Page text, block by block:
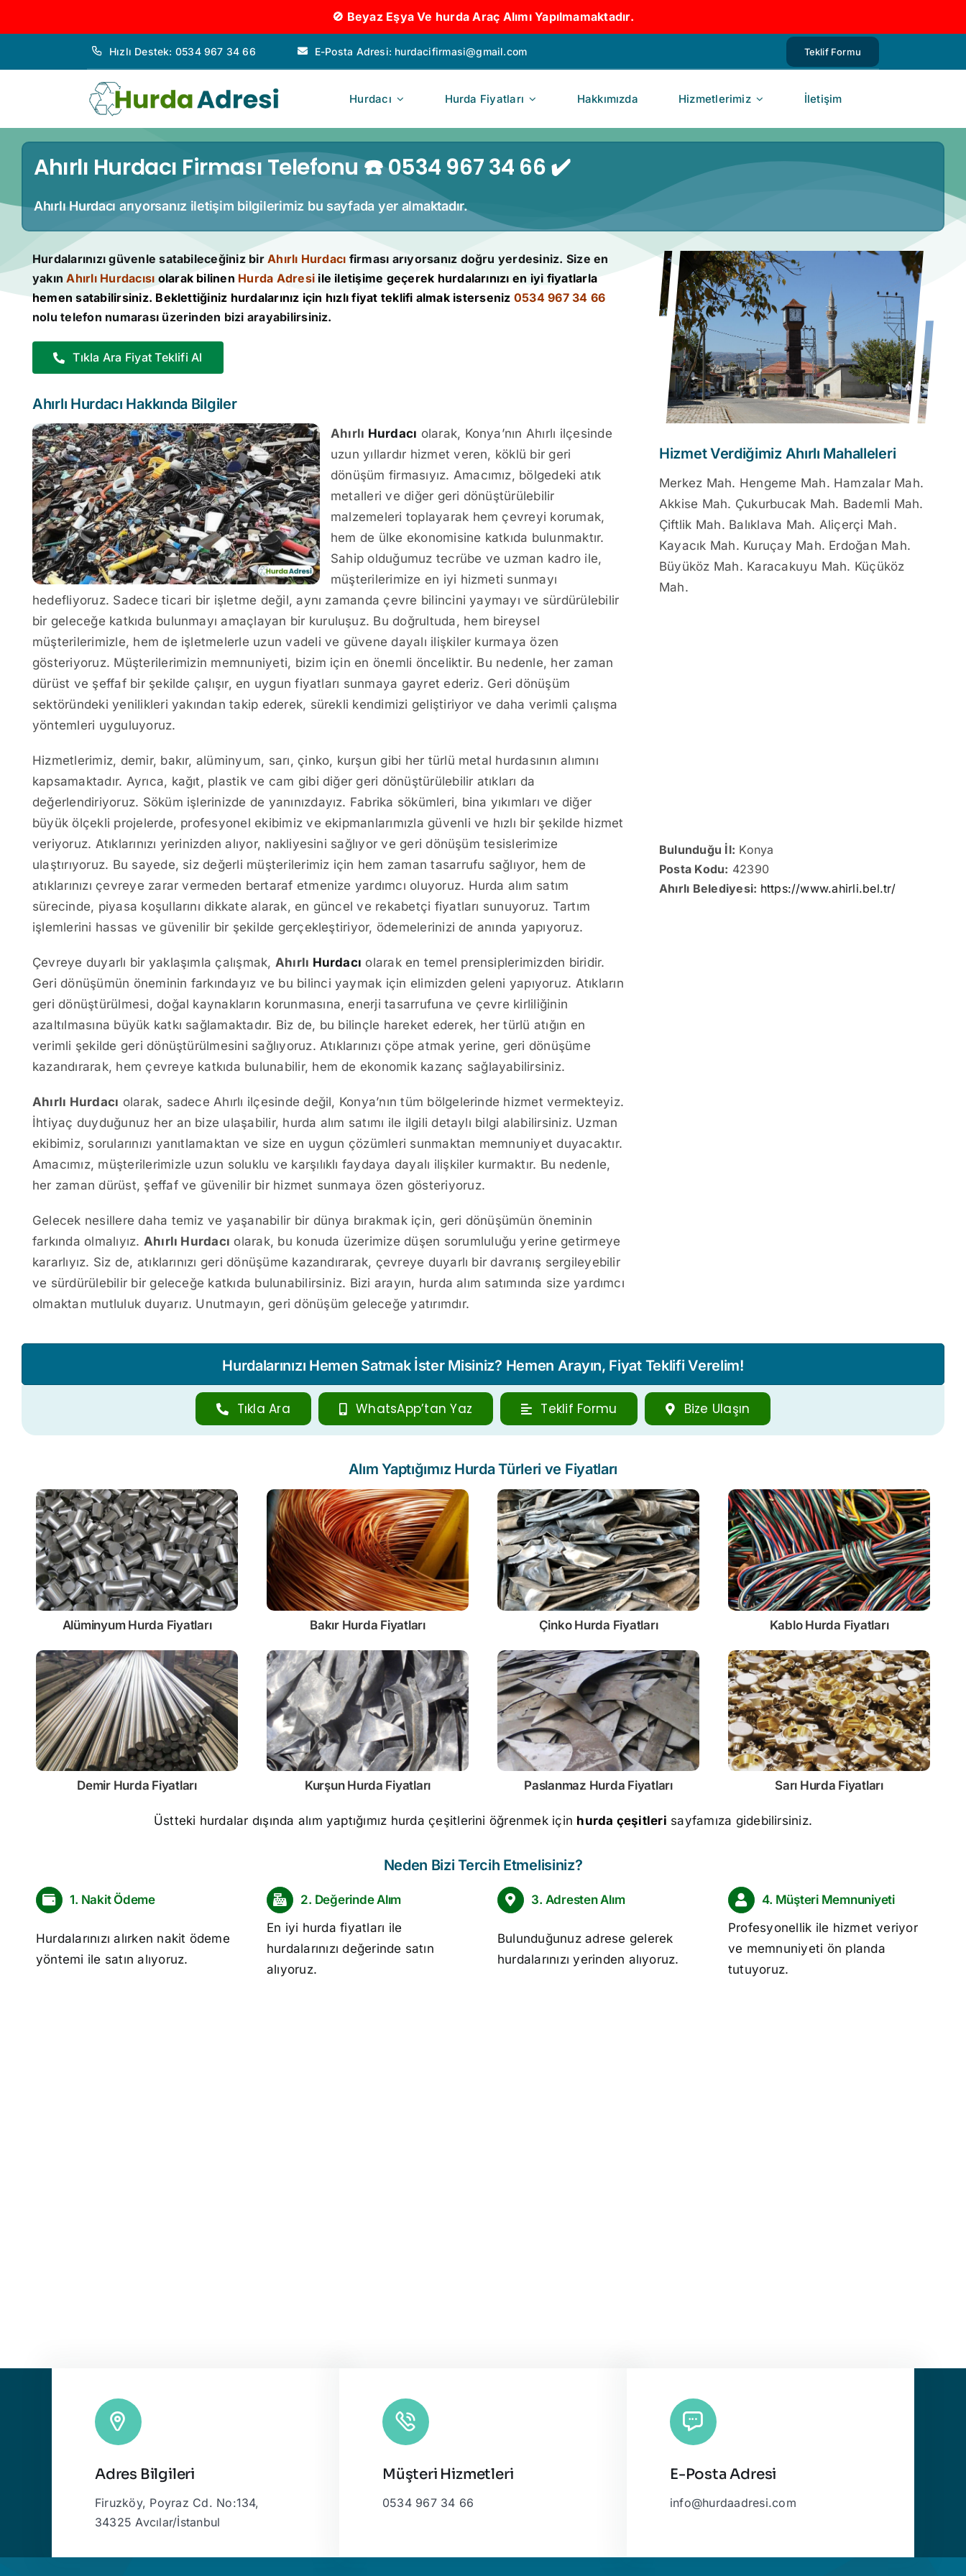
🚫 Beyaz Eşya Ve hurda Araç Alımı Yapılmamaktadır.
Hızlı Destek: 0534 967 34 66 E-Posta Adresi: hurdacifirmasi@gmail.com Teklif Formu
Hurdacı Hurda Fiyatları Hakkımızda Hizmetlerimiz İletişim
Ahırlı Hurdacı Firması Telefonu ☎️ 0534 967 34 66 ✔️
Ahırlı Hurdacı arıyorsanız iletişim bilgilerimiz bu sayfada yer almaktadır.
Hurdalarınızı güvenle satabileceğiniz birAhırlı Hurdacı firması arıyorsanız doğru yerdesiniz. Size en
yakınAhırlı Hurdacısı olarak bilinen Hurda Adresi ile iletişime geçerek hurdalarınızı en iyi fiyatlarla
hemen satabilirsiniz. Beklettiğiniz hurdalarınız için hızlı fiyat teklifi almak isterseniz 0534 967 34 66
nolu telefon numarası üzerinden bizi arayabilirsiniz.
Tıkla Ara Fiyat Teklifi Al
Ahırlı Hurdacı Hakkında Bilgiler
Ahırlı Hurdacı olarak, Konya’nın Ahırlı ilçesinde
uzun yıllardır hizmet veren, köklü bir geri
dönüşüm firmasıyız. Amacımız, bölgedeki atık
metalleri ve diğer geri dönüştürülebilir
malzemeleri toplayarak hem çevreyi korumak,
hem de ülke ekonomisine katkıda bulunmaktır.
Sahip olduğumuz tecrübe ve uzman kadro ile,
müşterilerimize en iyi hizmeti sunmayı
hedefliyoruz. Sadece ticari bir işletme değil, aynı zamanda çevre bilincini yaymayı ve sürdürülebilir
bir geleceğe katkıda bulunmayı amaçlayan bir kuruluşuz. Bu doğrultuda, hem bireysel
müşterilerimizle, hem de işletmelerle uzun vadeli ve güvene dayalı ilişkiler kurmaya özen
gösteriyoruz. Müşterilerimizin memnuniyeti, bizim için en önemli önceliktir. Bu nedenle, her zaman
dürüst ve şeffaf bir şekilde çalışır, en uygun fiyatları sunmaya gayret ederiz. Geri dönüşüm
sektöründeki yenilikleri yakından takip ederek, sürekli kendimizi geliştiriyor ve daha verimli çalışma
yöntemleri uyguluyoruz.
Hizmetlerimiz, demir, bakır, alüminyum, sarı, çinko, kurşun gibi her türlü metal hurdasının alımını
kapsamaktadır. Ayrıca, kağıt, plastik ve cam gibi diğer geri dönüştürülebilir atıkları da
değerlendiriyoruz. Söküm işlerinizde de yanınızdayız. Fabrika sökümleri, bina yıkımları ve diğer
büyük ölçekli projelerde, profesyonel ekibimiz ve ekipmanlarımızla güvenli ve hızlı bir şekilde hizmet
veriyoruz. Atıklarınızı yerinizden alıyor, nakliyesini sağlıyor ve geri dönüşüm tesislerimize
ulaştırıyoruz. Bu sayede, siz değerli müşterilerimiz için hem zaman tasarrufu sağlıyor, hem de
atıklarınızı çevreye zarar vermeden bertaraf etmenize yardımcı oluyoruz. Hurda alım satım
sürecinde, piyasa koşullarını dikkate alarak, en güncel ve rekabetçi fiyatları sunuyoruz. Tartım
işlemlerini hassas ve güvenilir bir şekilde gerçekleştiriyor, ödemelerinizi de anında yapıyoruz.
Çevreye duyarlı bir yaklaşımla çalışmak, Ahırlı Hurdacı olarak en temel prensiplerimizden biridir.
Geri dönüşümün öneminin farkındayız ve bu bilinci yaymak için elimizden geleni yapıyoruz. Atıkların
geri dönüştürülmesi, doğal kaynakların korunmasına, enerji tasarrufuna ve çevre kirliliğinin
azaltılmasına büyük katkı sağlamaktadır. Biz de, bu bilinçle hareket ederek, her türlü atığın en
verimli şekilde geri dönüştürülmesini sağlıyoruz. Atıklarınızı çöpe atmak yerine, geri dönüşüme
kazandırarak, hem çevreye katkıda bulunabilir, hem de ekonomik kazanç sağlayabilirsiniz.
Ahırlı Hurdacı olarak, sadece Ahırlı ilçesinde değil, Konya’nın tüm bölgelerinde hizmet vermekteyiz.
İhtiyaç duyduğunuz her an bize ulaşabilir, hurda alım satımı ile ilgili detaylı bilgi alabilirsiniz. Uzman
ekibimiz, sorularınızı yanıtlamaktan ve size en uygun çözümleri sunmaktan memnuniyet duyacaktır.
Amacımız, müşterilerimizle uzun soluklu ve karşılıklı faydaya dayalı ilişkiler kurmaktır. Bu nedenle,
her zaman dürüst, şeffaf ve güvenilir bir hizmet sunmaya özen gösteriyoruz.
Gelecek nesillere daha temiz ve yaşanabilir bir dünya bırakmak için, geri dönüşümün öneminin
farkında olmalıyız. Ahırlı Hurdacı olarak, bu konuda üzerimize düşen sorumluluğu yerine getirmeye
kararlıyız. Siz de, atıklarınızı geri dönüşüme kazandırarak, çevreye duyarlı bir davranış sergileyebilir
ve sürdürülebilir bir geleceğe katkıda bulunabilirsiniz. Bizi arayın, hurda alım satımında size yardımcı
olmaktan mutluluk duyarız. Unutmayın, geri dönüşüm geleceğe yatırımdır.
Hizmet Verdiğimiz Ahırlı Mahalleleri
Merkez Mah. Hengeme Mah. Hamzalar Mah.
Akkise Mah. Çukurbucak Mah. Bademli Mah.
Çiftlik Mah. Balıklava Mah. Aliçerçi Mah.
Kayacık Mah. Kuruçay Mah. Erdoğan Mah.
Büyüköz Mah. Karacakuyu Mah. Küçüköz
Mah.
Bulunduğu İl: Konya
Posta Kodu: 42390
Ahırlı Belediyesi: https://www.ahirli.bel.tr/
Hurdalarınızı Hemen Satmak İster Misiniz? Hemen Arayın, Fiyat Teklifi Verelim!
Tıkla Ara WhatsApp’tan Yaz Teklif Formu Bize Ulaşın
Alım Yaptığımız Hurda Türleri ve Fiyatları
Alüminyum Hurda Fiyatları Bakır Hurda Fiyatları Çinko Hurda Fiyatları Kablo Hurda Fiyatları
Demir Hurda Fiyatları Kurşun Hurda Fiyatları Paslanmaz Hurda Fiyatları Sarı Hurda Fiyatları
Üstteki hurdalar dışında alım yaptığımız hurda çeşitlerini öğrenmek için hurda çeşitleri sayfamıza gidebilirsiniz.
Neden Bizi Tercih Etmelisiniz?
1. Nakit Ödeme
Hurdalarınızı alırken nakit ödeme
yöntemi ile satın alıyoruz.
2. Değerinde Alım
En iyi hurda fiyatları ile
hurdalarınızı değerinde satın
alıyoruz.
3. Adresten Alım
Bulunduğunuz adrese gelerek
hurdalarınızı yerinden alıyoruz.
4. Müşteri Memnuniyeti
Profesyonellik ile hizmet veriyor
ve memnuniyeti ön planda
tutuyoruz.
Adres Bilgileri
Firuzköy, Poyraz Cd. No:134,
34325 Avcılar/İstanbul
Müşteri Hizmetleri
0534 967 34 66
E-Posta Adresi
info@hurdaadresi.com